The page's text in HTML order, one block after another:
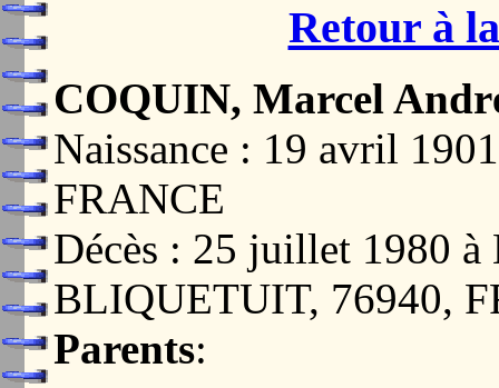
Retour à
COQUIN, Marcel
Naissance : 19 avril
FRANCE
Décès : 25 juillet 1980
BLIQUETUIT, 76940,
Parents: